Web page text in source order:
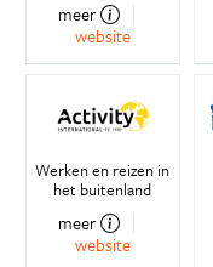
meer
website
Werken en reizen in
het buitenland
meer
website